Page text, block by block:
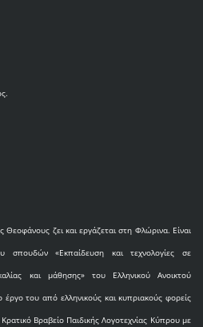
ζει και εργάζεται στη Φλώρινα. Είναι
σπουδών «Εκπαίδευση και τεχνολογίες σε
και μάθησης» του Ελληνικού Ανοικτού
έργο του από ελληνικούς και κυπριακούς φορείς
Βραβείο Παιδικής Λογοτεχνίας Κύπρου με